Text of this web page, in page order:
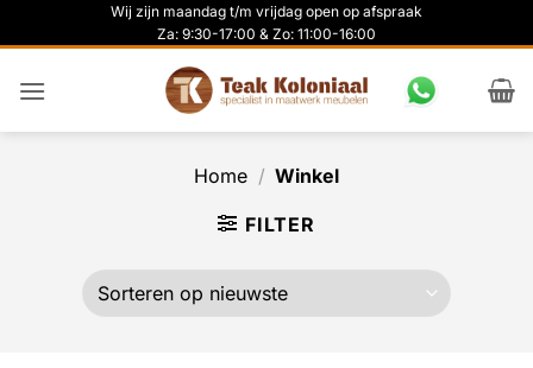
naar
Wij zijn maandag t/m vrijdag open op afspraak
Za: 9:30-17:00 & Zo: 11:00-16:00
Home / Winkel
FILTER